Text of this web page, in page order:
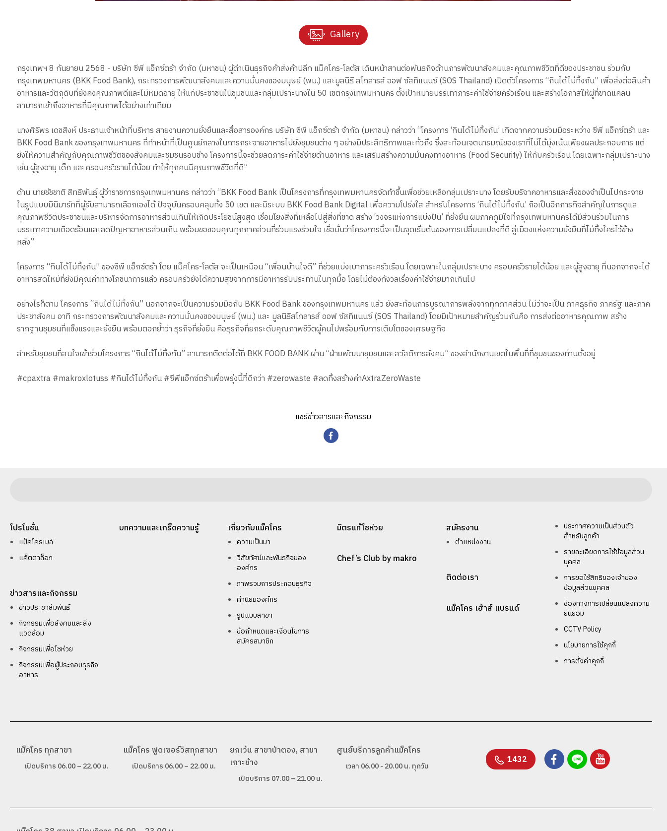
Gallery
กรุงเทพฯ 8 กันยายน 2568 - บริษัท ซีพี แอ็กซ์ตร้า จำกัด (มหาชน) ผู้ดำเนินธุรกิจค้าส่งค้าปลีก แม็คโคร-โลตัส เดินหน้าสานต่อพันธกิจด้านการพัฒนาสังคมและคุณภาพชีวิตที่ดีของประชาชน ร่วมกับ
กรุงเทพมหานคร (BKK Food Bank), กระทรวงการพัฒนาสังคมและความมั่นคงของมนุษย์ (พม.) และมูลนิธิ สโกลารส์ ออฟ ซัสทีแนนซ์ (SOS Thailand) เปิดตัวโครงการ “กินได้ไม่ทิ้งกัน” เพื่อส่งต่อสินค้า
อาหารและวัตถุดิบที่ยังคงคุณภาพดีและไม่หมดอายุ ให้แก่ประชาชนในชุมชนและกลุ่มเปราะบางใน 50 เขตกรุงเทพมหานคร ตั้งเป้าหมายบรรเทาภาระค่าใช้จ่ายครัวเรือน และสร้างโอกาสให้ผู้ที่ขาดแคลน
สามารถเข้าถึงอาหารที่มีคุณภาพได้อย่างเท่าเทียม
นางศิริพร เดชสิงห์ ประธานเจ้าหน้าที่บริหาร สายงานความยั่งยืนและสื่อสารองค์กร บริษัท ซีพี แอ็กซ์ตร้า จำกัด (มหาชน) กล่าวว่า “โครงการ ‘กินได้ไม่ทิ้งกัน’ เกิดจากความร่วมมือระหว่าง ซีพี แอ็กซ์ตร้า และ
BKK Food Bank ของกรุงเทพมหานคร ที่ทำหน้าที่เป็นศูนย์กลางในการกระจายอาหารไปยังชุมชนต่าง ๆ อย่างมีประสิทธิภาพและทั่วถึง ซึ่งสะท้อนเจตนารมณ์ของเราที่ไม่ได้มุ่งเน้นเพียงผลประกอบการ แต่
ยังให้ความสำคัญกับคุณภาพชีวิตของสังคมและชุมชนรอบข้าง โครงการนี้จะช่วยลดภาระค่าใช้จ่ายด้านอาหาร และเสริมสร้างความมั่นคงทางอาหาร (Food Security) ให้กับครัวเรือน โดยเฉพาะกลุ่มเปราะบาง
เช่น ผู้สูงอายุ เด็ก และครอบครัวรายได้น้อย ทำให้ทุกคนมีคุณภาพชีวิตที่ดี”
ด้าน นายชัชชาติ สิทธิพันธุ์ ผู้ว่าราชการกรุงเทพมหานคร กล่าวว่า “BKK Food Bank เป็นโครงการที่กรุงเทพมหานครจัดทำขึ้นเพื่อช่วยเหลือกลุ่มเปราะบาง โดยรับบริจาคอาหารและสิ่งของจำเป็นไปกระจาย
ในรูปแบบมินิมาร์ทที่ผู้รับสามารถเลือกเองได้ ปัจจุบันครอบคลุมทั้ง 50 เขต และมีระบบ BKK Food Bank Digital เพื่อความโปร่งใส สำหรับโครงการ ‘กินได้ไม่ทิ้งกัน’ ถือเป็นอีกภารกิจสำคัญในการดูแล
คุณภาพชีวิตประชาชนและบริหารจัดการอาหารส่วนเกินให้เกิดประโยชน์สูงสุด เชื่อมโยงสิ่งที่เหลือไปสู่สิ่งที่ขาด สร้าง ‘วงจรแห่งการแบ่งปัน’ ที่ยั่งยืน ผมภาคภูมิใจที่กรุงเทพมหานครได้มีส่วนร่วมในการ
บรรเทาความเดือดร้อนและลดปัญหาอาหารส่วนเกิน พร้อมขอขอบคุณทุกภาคส่วนที่ร่วมแรงร่วมใจ เชื่อมั่นว่าโครงการนี้จะเป็นจุดเริ่มต้นของการเปลี่ยนแปลงที่ดี สู่เมืองแห่งความยั่งยืนที่ไม่ทิ้งใครไว้ข้าง
หลัง”
โครงการ “กินได้ไม่ทิ้งกัน” ของซีพี แอ็กซ์ตร้า โดย แม็คโคร-โลตัส จะเป็นเหมือน “เพื่อนบ้านใจดี” ที่ช่วยแบ่งเบาภาระครัวเรือน โดยเฉพาะในกลุ่มเปราะบาง ครอบครัวรายได้น้อย และผู้สูงอายุ ที่นอกจากจะได้
อาหารสดใหม่ที่ยังมีคุณค่าทางโภชนาการแล้ว ครอบครัวยังได้ความสุขจากการมีอาหารรับประทานในทุกมื้อ โดยไม่ต้องกังวลเรื่องค่าใช้จ่ายมากเกินไป
อย่างไรก็ตาม โครงการ “กินได้ไม่ทิ้งกัน” นอกจากจะเป็นความร่วมมือกับ BKK Food Bank ของกรุงเทพมหานคร แล้ว ยังสะท้อนการบูรณาการพลังจากทุกภาคส่วน ไม่ว่าจะเป็น ภาคธุรกิจ ภาครัฐ และภาค
ประชาสังคม อาทิ กระทรวงการพัฒนาสังคมและความมั่นคงของมนุษย์ (พม.) และ มูลนิธิสโกลารส์ ออฟ ซัสทีแนนซ์ (SOS Thailand) โดยมีเป้าหมายสำคัญร่วมกันคือ การส่งต่ออาหารคุณภาพ สร้าง
รากฐานชุมชนที่แข็งแรงและยั่งยืน พร้อมตอกย้ำว่า ธุรกิจที่ยั่งยืน คือธุรกิจที่ยกระดับคุณภาพชีวิตผู้คนไปพร้อมกับการเติบโตของเศรษฐกิจ
สำหรับชุมชนที่สนใจเข้าร่วมโครงการ “กินได้ไม่ทิ้งกัน” สามารถติดต่อได้ที่ BKK FOOD BANK ผ่าน “ฝ่ายพัฒนาชุมชนและสวัสดิการสังคม” ของสำนักงานเขตในพื้นที่ที่ชุมชนของท่านตั้งอยู่
#cpaxtra #makroxlotuss #กินได้ไม่ทิ้งกัน #ซีพีแอ็กซ์ตร้าเพื่อพรุ่งนี้ที่ดีกว่า #zerowaste #ลดทิ้งสร้างค่าAxtraZeroWaste
แชร์ข่าวสารและกิจกรรม
โปรโมชั่น
แม็คโครเมล์
แค็ตตาล็อก
ข่าวสารและกิจกรรม
ข่าวประชาสัมพันธ์
กิจกรรมเพื่อสังคมและสิ่ง
แวดล้อม
กิจกรรมเพื่อโชห่วย
กิจกรรมเพื่อผู้ประกอบธุรกิจ
อาหาร
บทความและเกร็ดความรู้ เกี่ยวกับแม็คโคร
ความเป็นมา
วิสัยทัศน์และพันธกิจของ
องค์กร
ภาพรวมการประกอบธุรกิจ
ค่านิยมองค์กร
รูปแบบสาขา
ข้อกำหนดและเงื่อนไขการ
สมัครสมาชิก
มิตรแท้โชห่วย
Chef’s Club by makro
สมัครงาน
ตำแหน่งงาน
ติดต่อเรา
แม็คโคร เฮ้าส์ แบรนด์
ประกาศความเป็นส่วนตัว
สำหรับลูกค้า
รายละเอียดการใช้ข้อมูลส่วน
บุคคล
การขอใช้สิทธิของเจ้าของ
ข้อมูลส่วนบุคคล
ช่องทางการเปลี่ยนแปลงความ
ยินยอม
CCTV Policy
นโยบายการใช้คุกกี้
การตั้งค่าคุกกี้
แม็คโคร ทุกสาขา
เปิดบริการ 06.00 – 22.00 น.
แม็คโคร ฟูดเซอร์วิสทุกสาขา
เปิดบริการ 06.00 – 22.00 น.
ยกเว้น สาขาป่าตอง, สาขา
เกาะช้าง
เปิดบริการ 07.00 – 21.00 น.
ศูนย์บริการลูกค้าแม็คโคร
เวลา 06.00 - 20.00 น. ทุกวัน 1432